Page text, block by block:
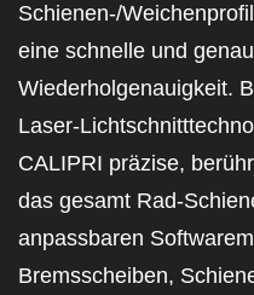
Schienen-/
eine schnelle und
Wiederholgenauigkeit.
Laser-
CALIPRI präzise,
das gesamt Rad-
anpassbaren
Bremsscheiben,